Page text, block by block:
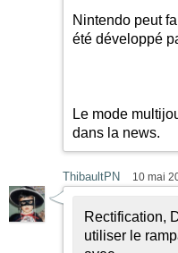
Nintendo peut
été développé
Le mode
dans la news.
ThibaultPN 10 mai
Rectification,
utiliser le